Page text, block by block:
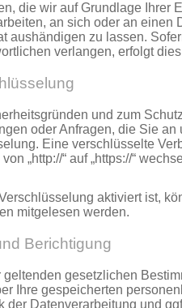
die wir auf Grundlage Ihrer
an sich oder an einen
aushändigen zu lassen.
verlangen, erfolgt
und zum
oder Anfragen, die Sie
Eine verschlüsselte
„http://“ auf „https://“
aktiviert ist,
mitgelesen werden.
Berichtigung
gesetzlichen
Ihre gespeicherten
der Datenverarbeitung und